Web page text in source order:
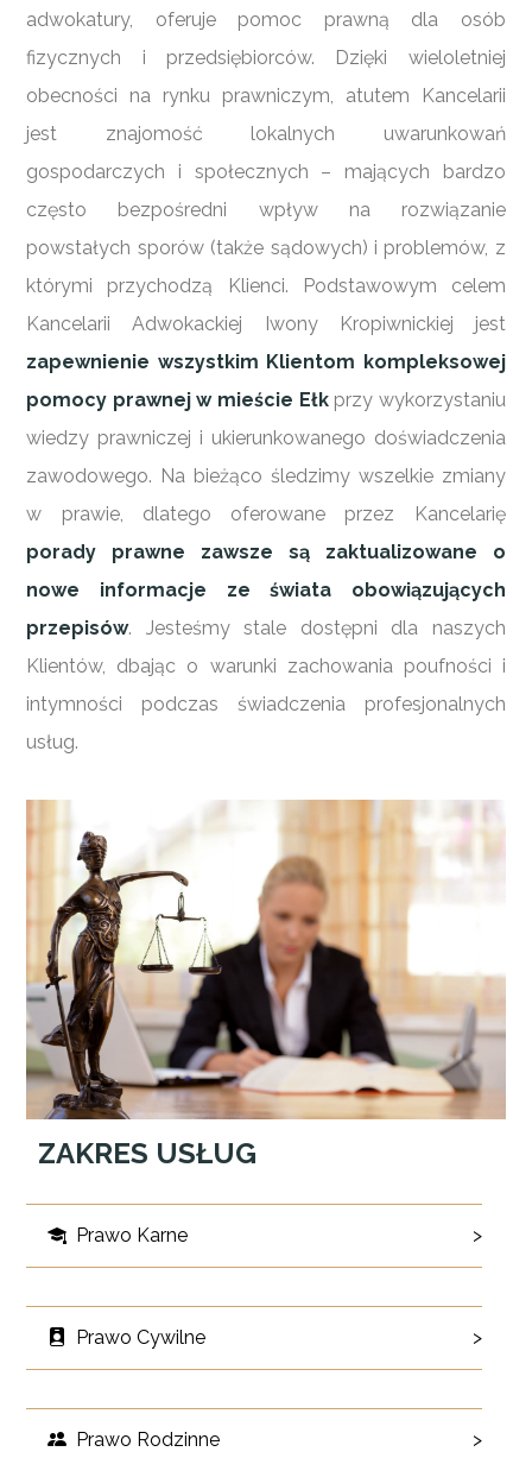
adwokatury, oferuje pomoc prawną dla osób
fizycznych i przedsiębiorców. Dzięki wieloletniej
obecności na rynku prawniczym, atutem Kancelarii
jest znajomość lokalnych uwarunkowań
gospodarczych i społecznych – mających bardzo
często bezpośredni wpływ na rozwiązanie
powstałych sporów (także sądowych) i problemów, z
którymi przychodzą Klienci. Podstawowym celem
Kancelarii Adwokackiej Iwony Kropiwnickiej jest
zapewnienie wszystkim Klientom kompleksowej
pomocy prawnej w mieście Ełkprzy wykorzystaniu
wiedzy prawniczej i ukierunkowanego doświadczenia
zawodowego. Na bieżąco śledzimy wszelkie zmiany
w prawie, dlatego oferowane przez Kancelarię
porady prawne zawsze są zaktualizowane o
nowe informacje ze świata obowiązujących
przepisów. Jesteśmy stale dostępni dla naszych
Klientów, dbając o warunki zachowania poufności i
intymności podczas świadczenia profesjonalnych
usług.
ZAKRES USŁUG
Prawo Karne >
Prawo Cywilne >
Prawo Rodzinne >